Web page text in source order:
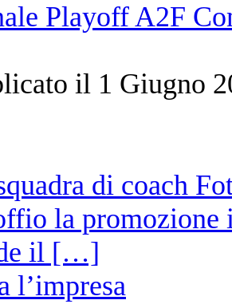
Playoff A2F
il 1 Giugno
l’impresa